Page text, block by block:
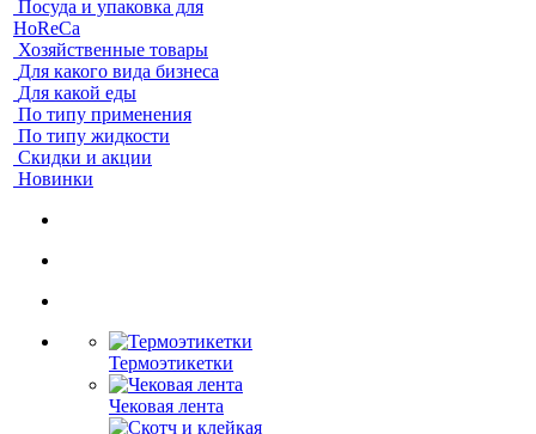
Посуда и упаковка для
HoReCa
Хозяйственные товары
Для какого вида бизнеса
Для какой еды
По типу применения
По типу жидкости
Скидки и акции
Новинки
Термоэтикетки
Чековая лента